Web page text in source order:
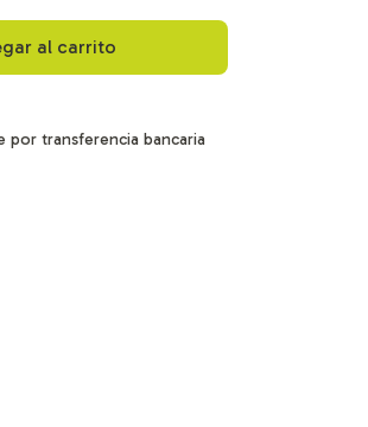
por transferencia bancaria